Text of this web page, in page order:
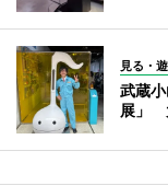
見る・
武蔵
展」